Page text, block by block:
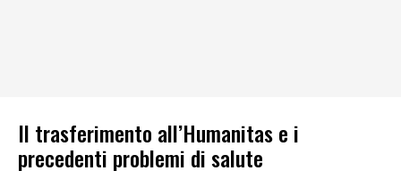
Il trasferimento all’Humanitas e i
precedenti problemi di salute